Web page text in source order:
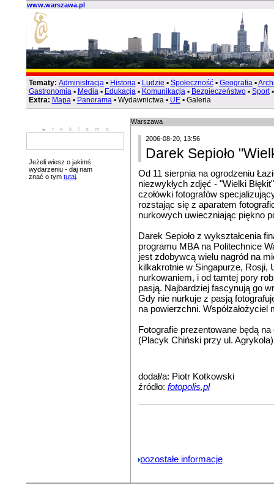
www.warszawa.pl
Tematy: Administracja▪ Historia▪ Ludzie ▪ Społeczność▪ Geografia▪
Gastronomia▪ Media▪ Edukacja▪ Komunikacja▪ Bezpieczeństwo▪ Sport
Extra: Mapa▪ Panorama▪ Wydawnictwa ▪ UE▪ Galeria
Warszawa
reklama
Jeżeli wiesz o jakimś
wydarzeniu - daj nam
znać o tym tutaj.
2006-08-20, 13:56
Darek Sepioło
Od 11 sierpnia na ogrodzeniu
niezwykłych zdjęć - "Wielki
czołówki fotografów
rozstając się z aparatem
nurkowych uwieczniając piękno
Darek Sepioło z wykształcenia
programu MBA na Politechnice
jest zdobywcą wielu nagród na
kilkakrotnie w Singapurze, Rosji,
nurkowaniem, i od tamtej pory
pasją. Najbardziej fascynują go
Gdy nie nurkuje z pasją
na powierzchni.
Fotografie prezentowane będą
(Placyk Chiński przy ul.
dodał/a: Piotr Kotkowski
źródło: fotopolis.pl
pozostałe informacje